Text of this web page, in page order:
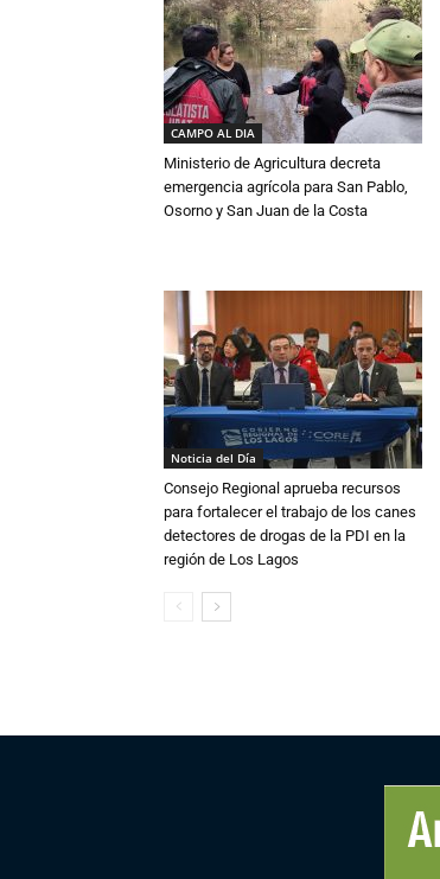
CAMPO AL DIA
Ministerio de Agricultura decreta
emergencia agrícola para San Pablo,
Osorno y San Juan de la Costa
Noticia del Día
Consejo Regional aprueba recursos
para fortalecer el trabajo de los canes
detectores de drogas de la PDI en la
región de Los Lagos